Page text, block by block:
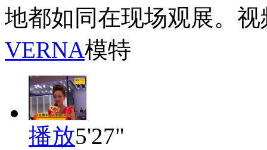
地都如同在现场观展。视
VERNA模特
播放5'27"